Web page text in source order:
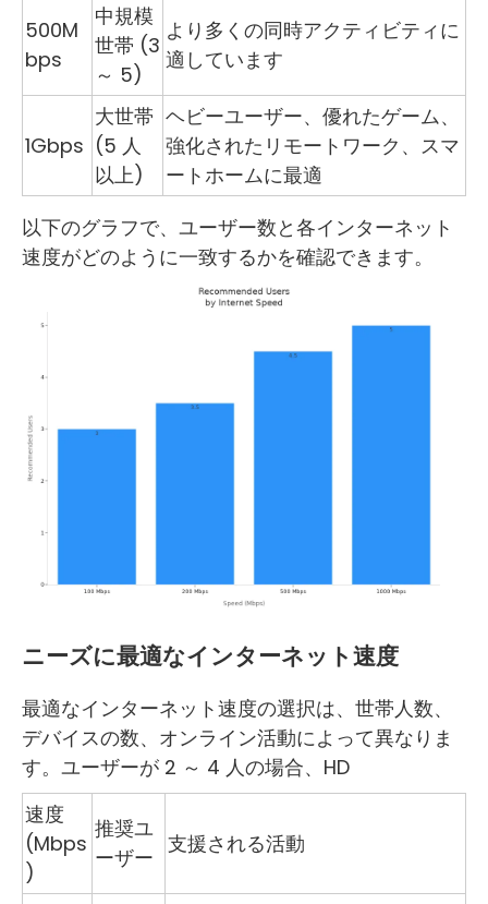
500M
bps
中規模
世帯 (3
～ 5)
より多くの同時アクティビティに
適しています
1Gbps
大世帯
(5 人
以上)
ヘビーユーザー、優れたゲーム、
強化されたリモートワーク、スマ
ートホームに最適
以下のグラフで、ユーザー数と各インターネット
速度がどのように一致するかを確認できます。
ニーズに最適なインターネット速度
最適なインターネット速度の選択は、世帯人数、
デバイスの数、オンライン活動によって異なりま
す。ユーザーが 2 ～ 4 人の場合、HD
速度
(Mbps
)
推奨ユ
ーザー
支援される活動